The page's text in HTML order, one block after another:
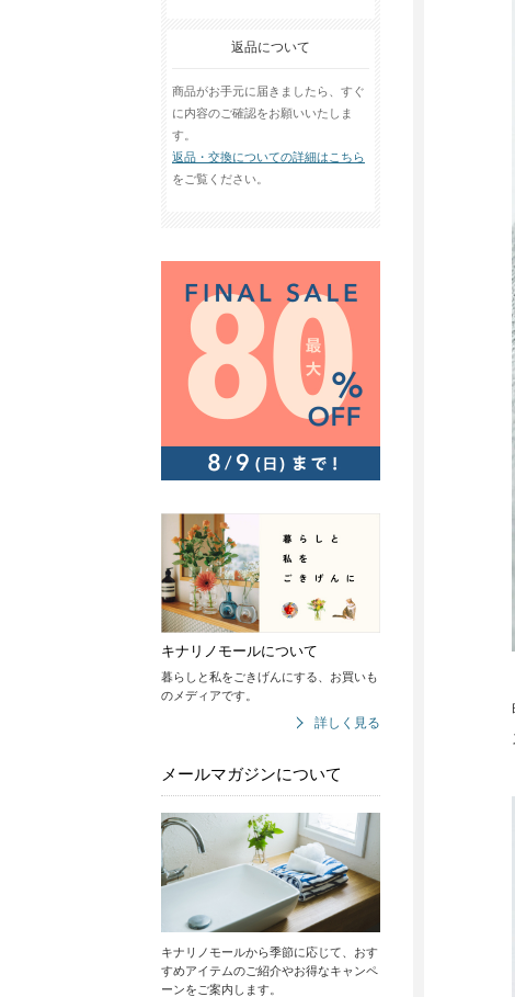
返品について
商品がお手元に届きましたら、すぐ
に内容のご確認をお願いいたしま
す。
返品・交換についての詳細はこちら
をご覧ください。
キナリノモールについて
暮らしと私をごきげんにする、お買いも
のメディアです。
詳しく見る
メールマガジンについて
キナリノモールから季節に応じて、おす
すめアイテムのご紹介やお得なキャンペ
ーンをご案内します。